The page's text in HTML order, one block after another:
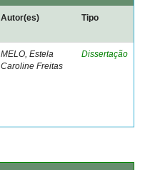
Autor(es) Tipo
MELO, Estela
Caroline Freitas
Dissertação